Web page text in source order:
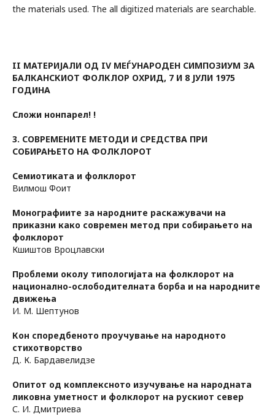
the materials used. The all digitized materials are searchable.
II МАТЕРИЈАЛИ ОД IV МЕЃУНАРОДЕН СИМПОЗИУМ ЗА
БАЛКАНСКИОТ ФОЛКЛОР ОХРИД, 7 И 8 ЈУЛИ 1975
ГОДИНА
Сложи нонпарел! !
3. СОВРЕМЕНИТЕ МЕТОДИ И СРЕДСТВА ПРИ
СОБИРАЊЕТО НА ФОЛКЛОРОТ
Семиотиката и фолклорот
Вилмош Фoит
Монографиите за народните раскажувачи на
приказни како современ метод при собирањето на
фолклорот
Кшиштов Вроцлавски
Проблеми околу типологијата на фолклорот на
национално-ослободителната борба и на народните
движења
И. М. Шептунов
Кон споредбеното проучување на народното
стихотворство
Д. К. Бардавелидзе
Опитот од комплексното изучување на народната
ликовна уметност и фолклорот на рускиот север
С. И. Дмитриева